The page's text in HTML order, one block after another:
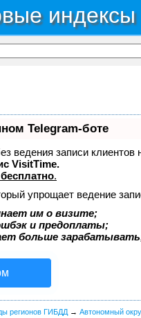
Telegram-боте
ведения записи
VisitTime.
.
упрощает ведение
им о визите;
и предоплаты;
больше
регионов ГИБДД → Автономный